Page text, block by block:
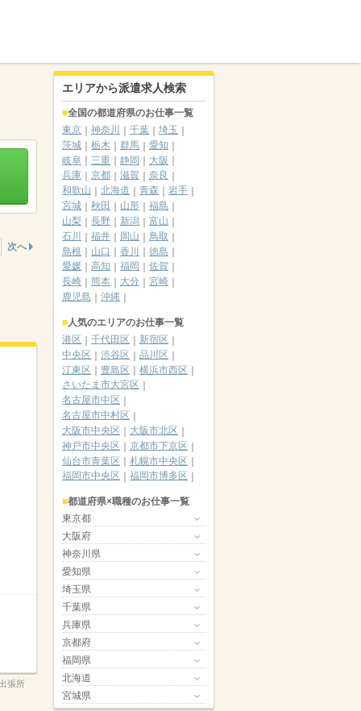
次へ
張所
エリアから派遣求人検索
全国の都道府県のお仕事一覧
東京
神奈川 千葉
埼玉
茨城
栃木 群馬
愛知
岐阜
三重 静岡
大阪
兵庫
京都 滋賀
奈良
和歌山
北海道 青森
岩手
宮城
秋田 山形
福島
山梨
長野 新潟
富山
石川
福井 岡山
鳥取
島根
山口 香川
徳島
愛媛
高知 福岡
佐賀
長崎
熊本 大分
宮崎
鹿児島
沖縄
人気のエリアのお仕事一覧
港区
千代田区
新宿区
中央区
渋谷区
品川区
江東区
豊島区
横浜市西区
さいたま市大宮区
名古屋市中区
名古屋市中村区
大阪市中央区
大阪市北区
神戸市中央区
京都市下京区
仙台市青葉区
札幌市中央区
福岡市中央区
福岡市博多区
都道府県×職種のお仕事一覧
東京都
大阪府
神奈川県
愛知県
埼玉県
千葉県
兵庫県
京都府
福岡県
北海道
宮城県